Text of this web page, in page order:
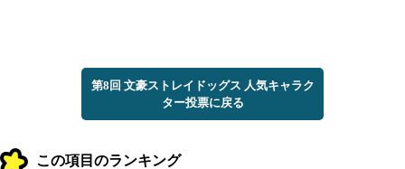
第8回 文豪ストレイドッグス 人気キャラク
ター投票に戻る
この項目のランキング